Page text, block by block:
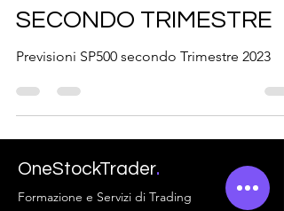
TECNICA E PREVISIONI
SECONDO TRIMESTRE
Previsioni SP500 secondo Trimestre 2023
OneStockTrader.